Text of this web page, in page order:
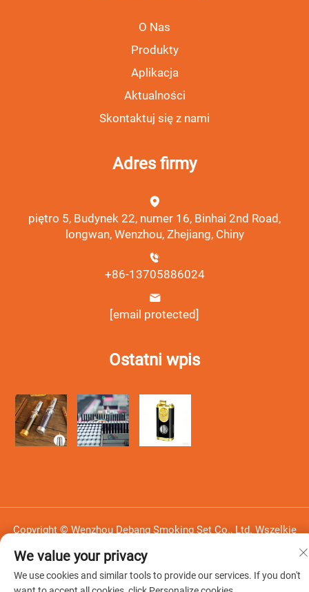
O Nas
Produkty
Aplikacja
Aktualności
Skontaktuj się z nami
Adres firmy
piętro 5, Budynek 22, numer 16, Binhai 2nd Road,
longwan, Wenzhou, Zhejiang, Chiny
+86-13705886024
[email protected]
Ostatni wpis
Copyright © Wenzhou Debang Smoking Set Co., Ltd. Wszelkie
We value your privacy
We use cookies and similar tools to provide our services. If you don't